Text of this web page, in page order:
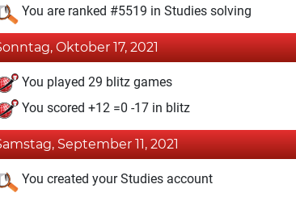
You are ranked #5519 in Studies solving
Oktober 17, 2021
You played 29 blitz games
You scored +12 =0 -17 in blitz
September 11, 2021
You created your Studies account